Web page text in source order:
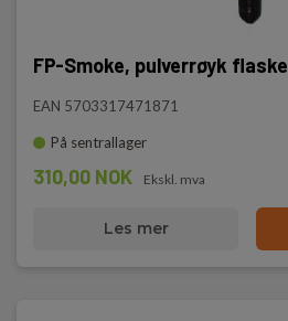
FP-Smoke, pulverrøyk flaske
EAN 5703317471871
På sentrallager
310,00 NOK Ekskl. mva
Les mer